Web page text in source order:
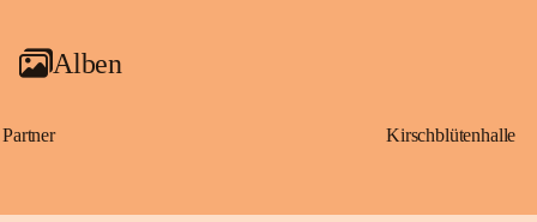
Alben
Partner Kirschblütenhalle